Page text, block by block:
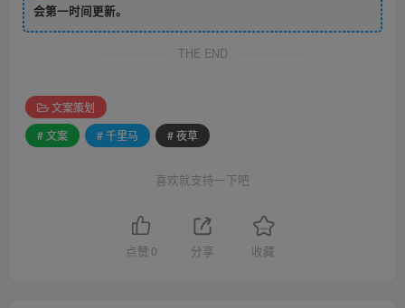
会第一时间更新。
THE END
文案策划
# 文案
# 千里马 # 夜草
喜欢就支持一下吧
点赞 0 分享 收藏